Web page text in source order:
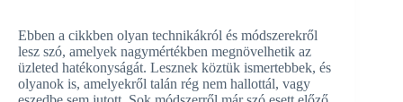
Ebben a cikkben olyan technikákról és módszerekről
lesz szó, amelyek nagymértékben megnövelhetik az
üzleted hatékonyságát. Lesznek köztük ismertebbek, és
olyanok is, amelyekről talán rég nem hallottál, vagy